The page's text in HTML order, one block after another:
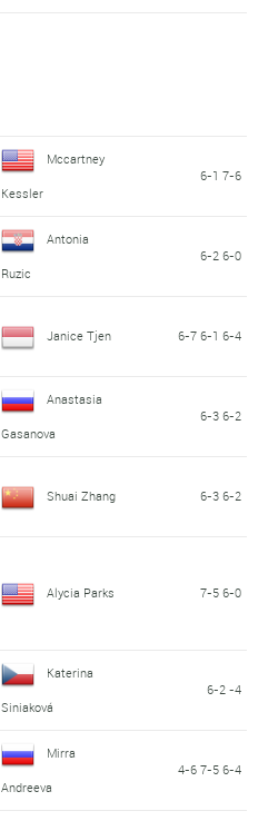
Mccartney
Kessler
6-1 7-6
Antonia
Ruzic
6-2 6-0
Janice Tjen 6-7 6-1 6-4
Anastasia
Gasanova
6-3 6-2
Shuai Zhang 6-3 6-2
Alycia Parks 7-5 6-0
Katerina
Siniaková
6-2 -4
Mirra
Andreeva
4-6 7-5 6-4